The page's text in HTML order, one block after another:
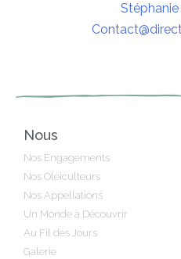
Stéphanie
Nous
Nos Engagements
Nos Oléiculteurs
Nos Appellations
Un Monde à Découvrir
Au Fil des Jours
Galerie